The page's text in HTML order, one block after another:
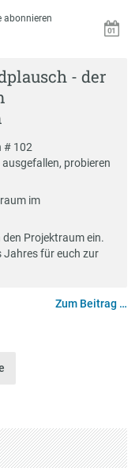
abonnieren
- der
# 102
probieren
im
Projektraum ein.
Jahres für euch zur
Zum Beitrag …